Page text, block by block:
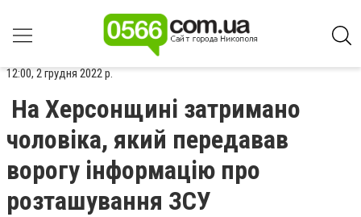
12:00, 2 грудня 2022 р.
На Херсонщині затримано
чоловіка, який передавав
ворогу інформацію про
розташування ЗСУ